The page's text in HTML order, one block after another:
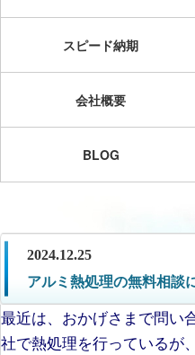
スピード納期
会社概要
BLOG
2024.12.25
アルミ熱処理の無料相談
最近は、おかげさまで問い
社で熱処理を行っているが